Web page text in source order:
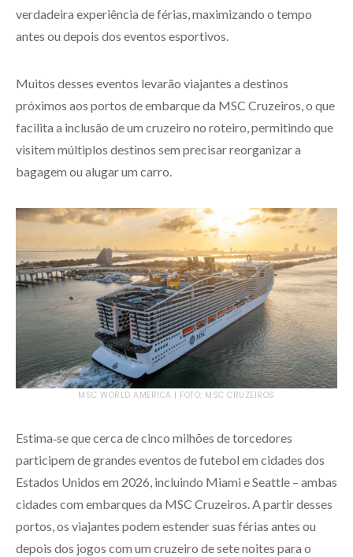
verdadeira experiência de férias, maximizando o tempo
antes ou depois dos eventos esportivos.
Muitos desses eventos levarão viajantes a destinos
próximos aos portos de embarque da MSC Cruzeiros, o que
facilita a inclusão de um cruzeiro no roteiro, permitindo que
visitem múltiplos destinos sem precisar reorganizar a
bagagem ou alugar um carro.
MSC WORLD AMERICA | FOTO: MSC CRUZEIROS
Estima‑se que cerca de cinco milhões de torcedores
participem de grandes eventos de futebol em cidades dos
Estados Unidos em 2026, incluindo Miami e Seattle – ambas
cidades com embarques da MSC Cruzeiros. A partir desses
portos, os viajantes podem estender suas férias antes ou
depois dos jogos com um cruzeiro de sete noites para o